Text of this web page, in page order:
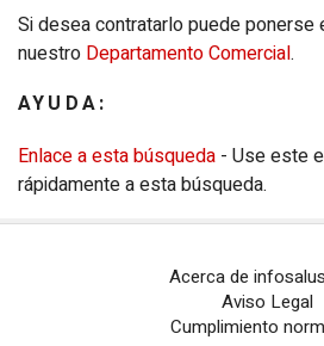
Si desea contratarlo puede ponerse
nuestro Departamento Comercial.
AYUDA:
Enlace a esta búsqueda - Use este
rápidamente a esta búsqueda.
Acerca de
Aviso Legal
Cumplimiento